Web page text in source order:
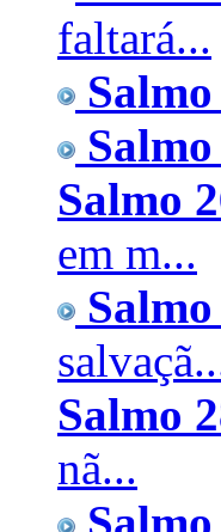
faltará...
Salmo
em m...
Salmo
nã...